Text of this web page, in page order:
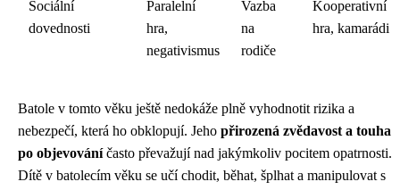
Sociální
dovednosti
Paralelní
hra,
negativismus
Vazba
na
rodiče
Kooperativní
hra, kamarádi
Batole v tomto věku ještě nedokáže plně vyhodnotit rizika a
nebezpečí, která ho obklopují. Jeho přirozená zvědavost a touha
po objevováníčasto převažují nad jakýmkoliv pocitem opatrnosti.
Dítě v batolecím věku se učí chodit, běhat, šplhat a manipulovat s